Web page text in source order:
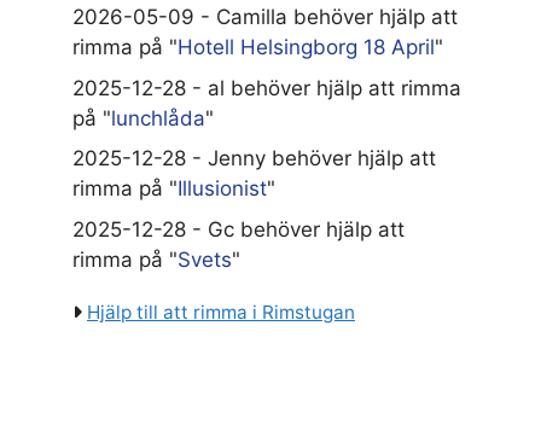
2026-05-09 - Camilla behöver hjälp att
rimma på "Hotell Helsingborg 18 April"
2025-12-28 - al behöver hjälp att rimma
på "lunchlåda"
2025-12-28 - Jenny behöver hjälp att
rimma på "Illusionist"
2025-12-28 - Gc behöver hjälp att
rimma på "Svets"
Hjälp till att rimma i Rimstugan